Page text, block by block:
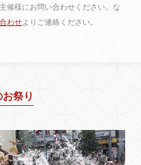
催様にお問い合わせください。な
わせよりご連絡ください。
祭り